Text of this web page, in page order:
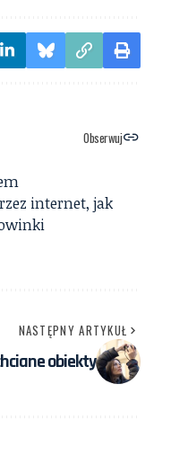
Obserwuj
internet, jak
NASTĘPNY ARTYKUŁ
obiekty